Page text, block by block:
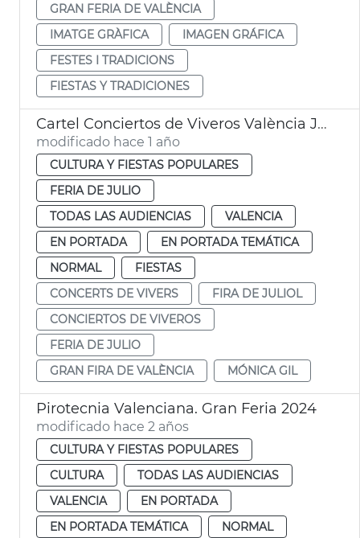
GRAN FERIA DE VALÈNCIA
IMATGE GRÀFICA
IMAGEN GRÁFICA
FESTES I TRADICIONS
FIESTAS Y TRADICIONES
Cartel Conciertos de Viveros València Julio 2025
modificado hace 1 año
CULTURA Y FIESTAS POPULARES
FERIA DE JULIO
TODAS LAS AUDIENCIAS
VALENCIA
EN PORTADA
EN PORTADA TEMÁTICA
NORMAL
FIESTAS
CONCERTS DE VIVERS
FIRA DE JULIOL
CONCIERTOS DE VIVEROS
FERIA DE JULIO
GRAN FIRA DE VALÈNCIA
MÓNICA GIL
Pirotecnia Valenciana. Gran Feria 2024
modificado hace 2 años
CULTURA Y FIESTAS POPULARES
CULTURA
TODAS LAS AUDIENCIAS
VALENCIA
EN PORTADA
EN PORTADA TEMÁTICA
NORMAL